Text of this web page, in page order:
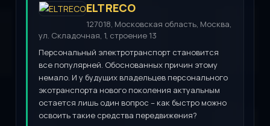
ELTRECO
127018, Московская область, Москва,
ул. Складочная, 1, строение 13
Персональный электротранспорт становится
все популярней. Обоснованных причин этому
немало. И у будущих владельцев персонального
экотранспорта нового поколения актуальным
остается лишь один вопрос – как быстро можно
освоить такие средства передвижения?